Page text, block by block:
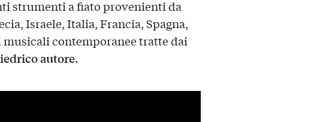
strumenti a fiato provenienti da
Israele, Italia, Francia, Spagna,
contemporanee tratte dai
autore.